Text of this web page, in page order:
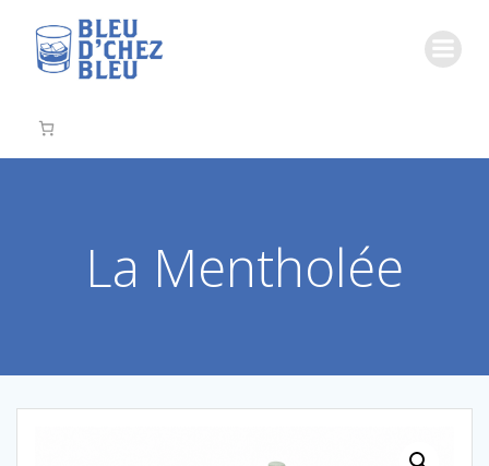
contenu
La Mentholée